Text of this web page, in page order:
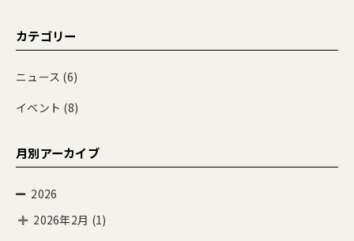
カテゴリー
ニュース (6)
イベント (8)
月別アーカイブ
2026
2026年2月 (1)